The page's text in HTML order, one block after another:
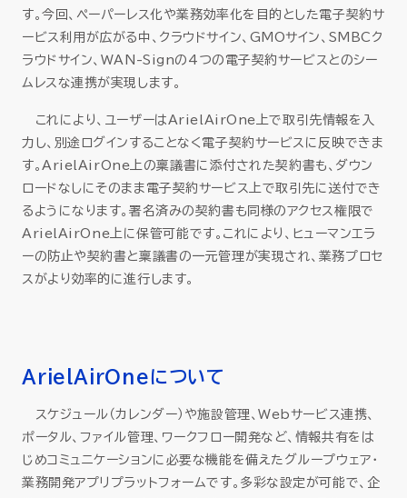
す。今回、ペーパーレス化や業務効率化を目的とした電子契約サ
ービス利用が広がる中、クラウドサイン、GMOサイン、SMBCク
ラウドサイン、WAN-Signの4つの電子契約サービスとのシー
ムレスな連携が実現します。
これにより、ユーザーはArielAirOne上で取引先情報を入
力し、別途ログインすることなく電子契約サービスに反映できま
す。ArielAirOne上の稟議書に添付された契約書も、ダウン
ロードなしにそのまま電子契約サービス上で取引先に送付でき
るようになります。署名済みの契約書も同様のアクセス権限で
ArielAirOne上に保管可能です。これにより、ヒューマンエラ
ーの防止や契約書と稟議書の一元管理が実現され、業務プロセ
スがより効率的に進行します。
ArielAirOneについて
スケジュール（カレンダー）や施設管理、Webサービス連携、
ポータル、ファイル管理、ワークフロー開発など、情報共有をは
じめコミュニケーションに必要な機能を備えたグループウェア・
業務開発アプリプラットフォームです。多彩な設定が可能で、企